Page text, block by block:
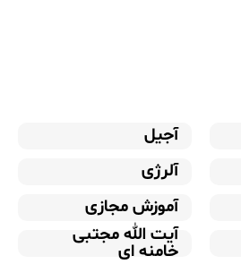
آجیل
آلرژی
آموزش مجازی
آیت الله مجتبی
خامنه ای